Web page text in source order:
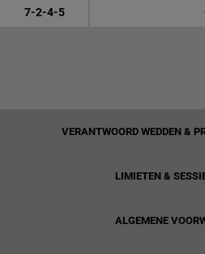
7-2-4-5
VERANTWOORD WEDDEN &
LIMIETEN &
ALGEMENE